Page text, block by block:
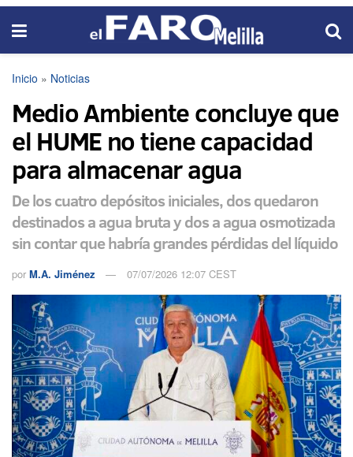
Inicio » Noticias
Medio Ambiente concluye que
el HUME no tiene capacidad
para almacenar agua
De los cuatro depósitos iniciales, dos quedaron
destinados a agua bruta y dos a agua osmotizada
sin contar que habría grandes pérdidas del líquido
por M.A. Jiménez 07/07/2026 12:07 CEST